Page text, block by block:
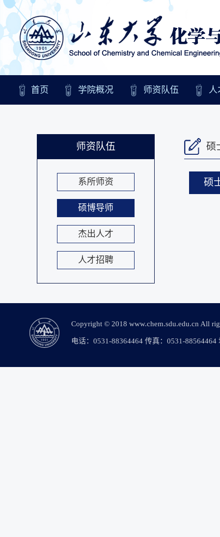
首页 学院概况 师资队伍 人
师资队伍
系所师资
硕博导师
杰出人才
人才招聘
硕
硕
Copyright © 2018 www.chem.sdu.edu.cn All
电话：0531-88364464 传真：0531-